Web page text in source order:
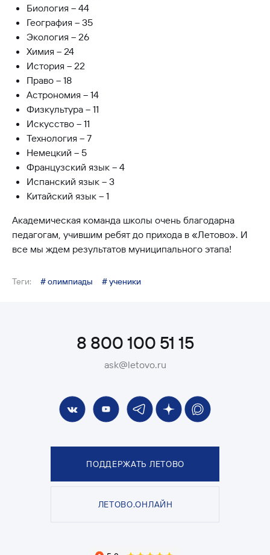
Биология – 44
География – 35
Экология – 26
Химия – 24
История – 22
Право – 18
Астрономия – 14
Физкультура – 11
Искусство – 11
Технология – 7
Немецкий – 5
Французский язык – 4
Испанский язык – 3
Китайский язык – 1
Академическая команда школы очень благодарна
педагогам, учившим ребят до прихода в «Летово». И
все мы ждем результатов муниципального этапа!
Теги: # олимпиады # ученики
8 800 100 51 15
ask@letovo.ru
ПОДДЕРЖАТЬ ЛЕТОВО
ЛЕТОВО.ОНЛАЙН